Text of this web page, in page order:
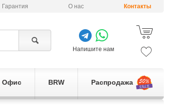
Гарантия О нас Контакты
Напишите нам
Офис BRW Распродажа